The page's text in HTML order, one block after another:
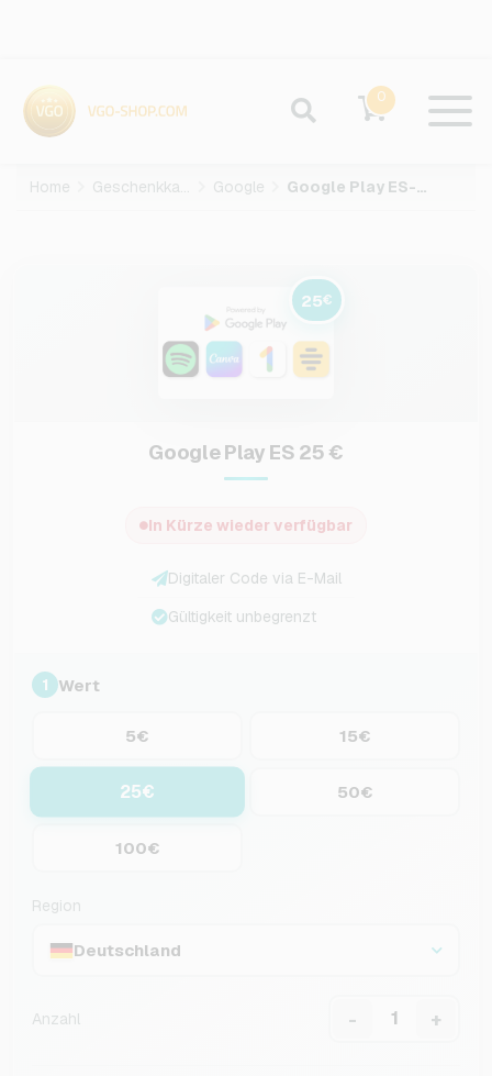
0
Home Geschenkkarten Google Google Play ES-25-EUR
25€
Google Play ES 25 €
In Kürze wieder verfügbar
Digitaler Code via E-Mail
Gültigkeit unbegrenzt
1 Wert
5€ 15€
25€ 50€
100€
Region
Deutschland
Anzahl - +